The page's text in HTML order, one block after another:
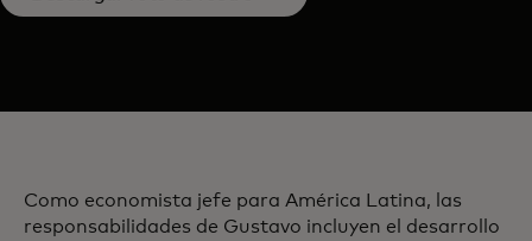
Como economista jefe para América Latina, las
responsabilidades de Gustavo incluyen el desarrollo